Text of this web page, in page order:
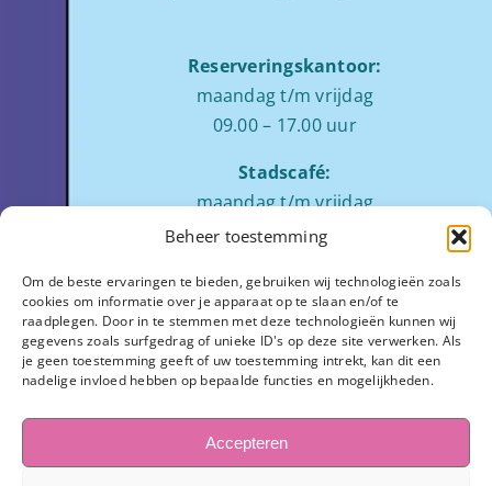
Beheer toestemming
Om de beste ervaringen te bieden, gebruiken wij technologieën zoals
cookies om informatie over je apparaat op te slaan en/of te
raadplegen. Door in te stemmen met deze technologieën kunnen wij
gegevens zoals surfgedrag of unieke ID's op deze site verwerken. Als
je geen toestemming geeft of uw toestemming intrekt, kan dit een
nadelige invloed hebben op bepaalde functies en mogelijkheden.
Accepteren
Reserveringskantoor:
maandag t/m vrijdag
09.00 – 17.00 uur
Stadscafé:
maandag t/m vrijdag
tussen 09:00 – 17:00 uur
Zaalverhuur:
ochtend: 08.00 tot 12.00
middag: 13.00 tot 17.00
avond:op aanvraag
Stadhuisplein 7
3811 LM Amersfoort
033-445 1654